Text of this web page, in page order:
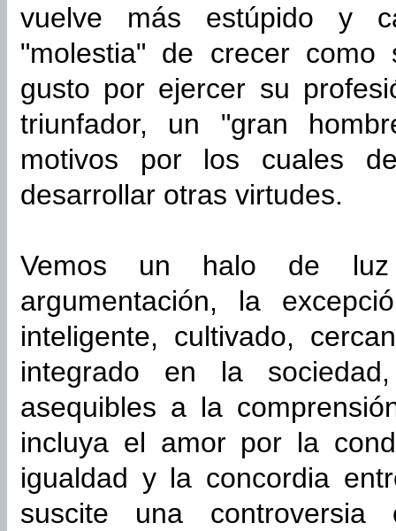
vuelve más estúpido y
"molestia" de crecer
gusto por ejercer su
triunfador, un "gran
motivos por los cuales
desarrollar otras virtudes.
Vemos un halo de luz
argumentación, la
inteligente, cultivado,
integrado en la
asequibles a la
incluya el amor por la
igualdad y la concordia
suscite una controversia